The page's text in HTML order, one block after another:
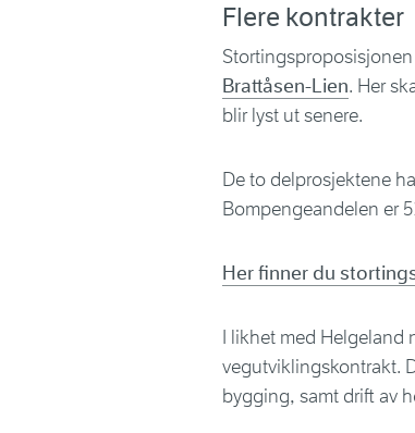
Flere kontrakter
Brattåsen-Lien. Her
blir lyst ut senere.
De to delprosjektene
Bompengeandelen er
Her finner du
I likhet med Helgeland
vegutviklingskontrakt.
bygging, samt drift av